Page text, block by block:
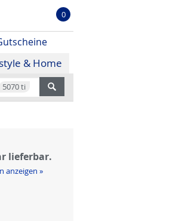
0
& Home
5070 ti
lieferbar.
anzeigen »